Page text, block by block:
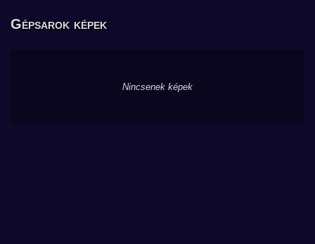
Gépsarok képek
Nincsenek képek